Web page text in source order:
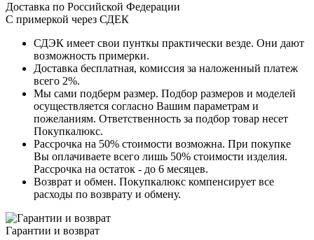
Доставка по Российской Федерации
С примеркой через СДЕК
СДЭК имеет свои пунткы практически везде. Они дают
возможность примерки.
Доставка бесплатная, комиссия за наложенный платеж
всего 2%.
Мы сами подберм размер. Подбор размеров и моделей
осуществляется согласно Вашим параметрам и
пожеланиям. Ответственность за подбор товар несет
Покупкалюкс.
Рассрочка на 50% стоимости возможна. При покупке
Вы оплачиваете всего лишь 50% стоимости изделия.
Рассрочка на остаток - до 6 месяцев.
Возврат и обмен. Покупкалюкс компенсирует все
расходы по возврату и обмену.
Гарантии и возврат